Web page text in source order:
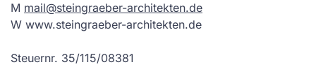
M mail@steingraeber-architekten.de
W www.steingraeber-architekten.de
Steuernr. 35/115/08381